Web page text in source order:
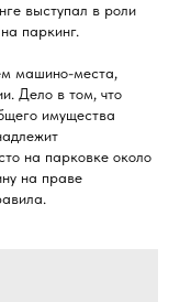
выступал в роли
паркинг.
машино-места,
Дело в том, что
имущества
на парковке около
на праве